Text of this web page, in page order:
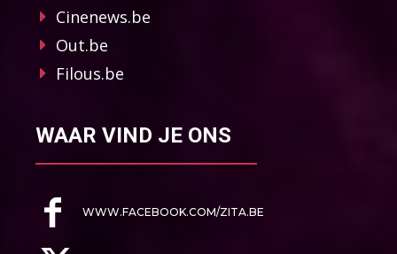
Cinenews.be
Out.be
Filous.be
WAAR VIND JE ONS
WWW.FACEBOOK.COM/ZITA.BE